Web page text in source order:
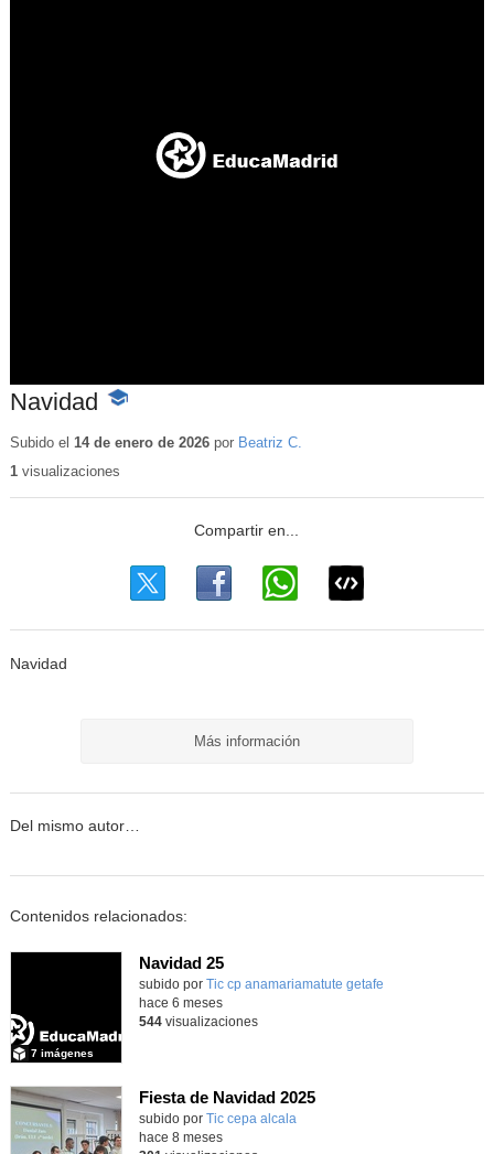
Navidad
-
educativo
Subido el 14 de enero de 2026por Beatriz C.
1visualizaciones
Navidad
Más información
Del mismo autor…
Contenidos relacionados:
Navidad 25
Contenido educativo.
subido por Tic cp anamariamatute getafe
7 imágenes
hace 6 meses
544visualizaciones
Fiesta de Navidad 2025
subido por Tic cepa alcala
hace 8 meses